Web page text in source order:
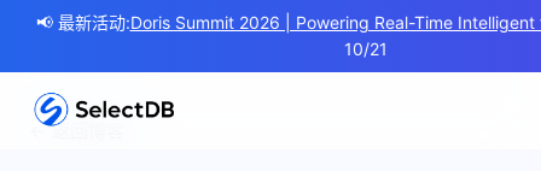
📢 最新活动:Doris Summit 2026 | Powering Real-Time
10/21
← 返回博客